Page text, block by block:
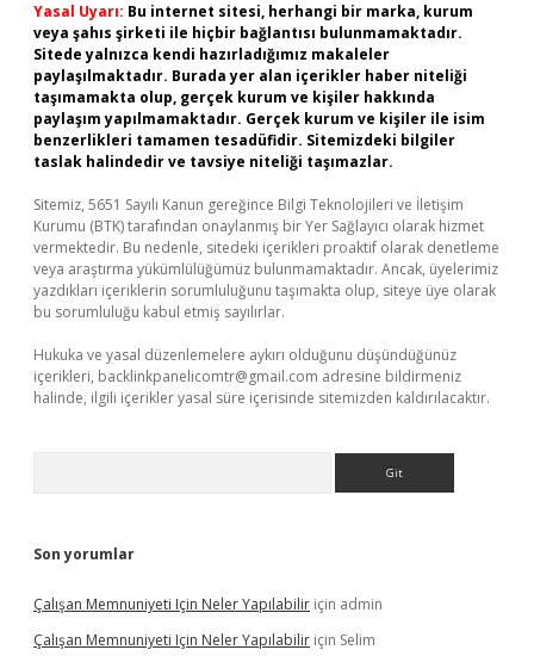
Yasal Uyarı: Bu internet sitesi, herhangi bir marka, kurum
veya şahıs şirketi ile hiçbir bağlantısı bulunmamaktadır.
Sitede yalnızca kendi hazırladığımız makaleler
paylaşılmaktadır. Burada yer alan içerikler haber niteliği
taşımamakta olup, gerçek kurum ve kişiler hakkında
paylaşım yapılmamaktadır. Gerçek kurum ve kişiler ile isim
benzerlikleri tamamen tesadüfidir. Sitemizdeki bilgiler
taslak halindedir ve tavsiye niteliği taşımazlar.
Sitemiz, 5651 Sayılı Kanun gereğince Bilgi Teknolojileri ve İletişim
Kurumu (BTK) tarafından onaylanmış bir Yer Sağlayıcı olarak hizmet
vermektedir. Bu nedenle, sitedeki içerikleri proaktif olarak denetleme
veya araştırma yükümlülüğümüz bulunmamaktadır. Ancak, üyelerimiz
yazdıkları içeriklerin sorumluluğunu taşımakta olup, siteye üye olarak
bu sorumluluğu kabul etmiş sayılırlar.
Hukuka ve yasal düzenlemelere aykırı olduğunu düşündüğünüz
içerikleri, backlinkpanelicomtr@gmail.com adresine bildirmeniz
halinde, ilgili içerikler yasal süre içerisinde sitemizden kaldırılacaktır.
Son yorumlar
Çalışan Memnuniyeti Için Neler Yapılabilir için admin
Çalışan Memnuniyeti Için Neler Yapılabilir için Selim